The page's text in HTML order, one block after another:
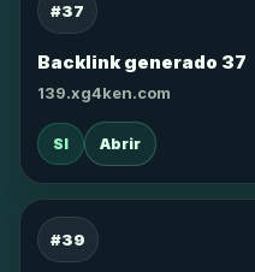
#37
Backlink generado 37
139.xg4ken.com
SI Abrir
#39